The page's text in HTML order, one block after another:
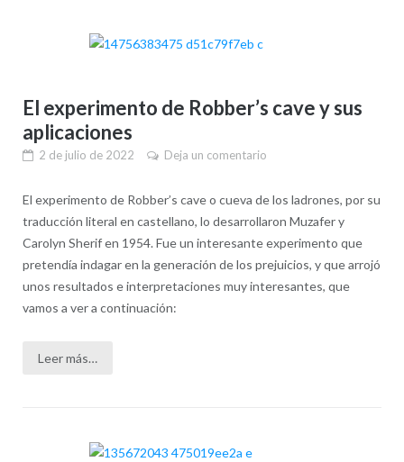
El experimento de Robber’s cave y sus
aplicaciones
2 de julio de 2022 Deja un comentario
El experimento de Robber’s cave o cueva de los ladrones, por su
traducción literal en castellano, lo desarrollaron Muzafer y
Carolyn Sherif en 1954. Fue un interesante experimento que
pretendía indagar en la generación de los prejuicios, y que arrojó
unos resultados e interpretaciones muy interesantes, que
vamos a ver a continuación:
Leer más…